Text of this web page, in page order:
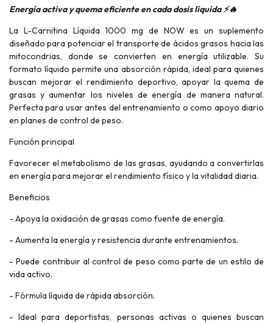
Energía activa y quema eficiente en cada dosis líquida ⚡🔥
La L-Carnitina Líquida 1000 mg de NOW es un suplemento
diseñado para potenciar el transporte de ácidos grasos hacia las
mitocondrias, donde se convierten en energía utilizable. Su
formato líquido permite una absorción rápida, ideal para quienes
buscan mejorar el rendimiento deportivo, apoyar la quema de
grasas y aumentar los niveles de energía de manera natural.
Perfecta para usar antes del entrenamiento o como apoyo diario
en planes de control de peso.
Función principal
Favorecer el metabolismo de las grasas, ayudando a convertirlas
en energía para mejorar el rendimiento físico y la vitalidad diaria.
Beneficios
- Apoya la oxidación de grasas como fuente de energía.
- Aumenta la energía y resistencia durante entrenamientos.
- Puede contribuir al control de peso como parte de un estilo de
vida activo.
- Fórmula líquida de rápida absorción.
- Ideal para deportistas, personas activas o quienes buscan